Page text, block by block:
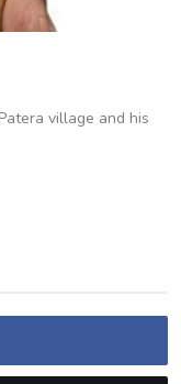
village and his